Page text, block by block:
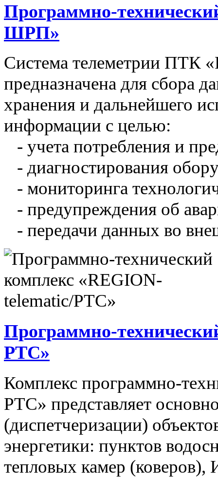
Программно-
ШРП»
Система телеметрии ПТК
предназначена для сбора
хранения и дальнейшего
информации с целью:
- учета потребления и
- диагностирования
- мониторинга
- предупреждения об
- передачи данных во
Программно-
РТС»
Комплекс программно-
РТС» представляет
(диспетчеризации)
энергетики: пунктов
тепловых камер